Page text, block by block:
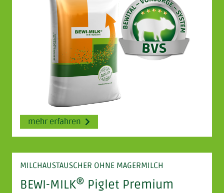
mehr erfahren
MILCHAUSTAUSCHER OHNE MAGERMILCH
BEWI-MILK® Piglet Premium